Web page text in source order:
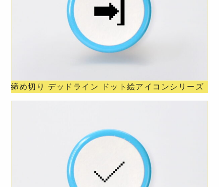
締め切り デッドライン ドット絵アイコンシリーズ